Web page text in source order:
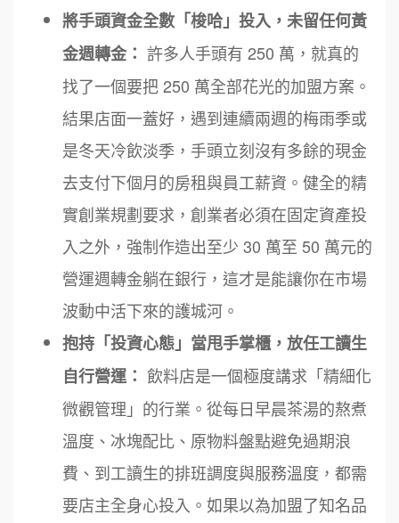
將手頭資金全數「梭哈」投入，未留任何黃
金週轉金： 許多人手頭有 250 萬，就真的
找了一個要把 250 萬全部花光的加盟方案。
結果店面一蓋好，遇到連續兩週的梅雨季或
是冬天冷飲淡季，手頭立刻沒有多餘的現金
去支付下個月的房租與員工薪資。健全的精
實創業規劃要求，創業者必須在固定資產投
入之外，強制作造出至少 30 萬至 50 萬元的
營運週轉金躺在銀行，這才是能讓你在市場
波動中活下來的護城河。
抱持「投資心態」當甩手掌櫃，放任工讀生
自行營運： 飲料店是一個極度講求「精細化
微觀管理」的行業。從每日早晨茶湯的熬煮
溫度、冰塊配比、原物料盤點避免過期浪
費、到工讀生的排班調度與服務溫度，都需
要店主全身心投入。如果以為加盟了知名品